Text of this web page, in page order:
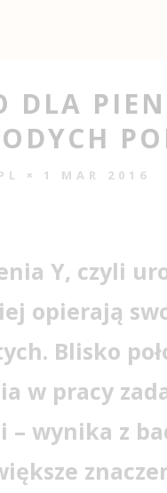
DLA
1 MAR 2016
Y, czyli
opierają
Blisko
w pracy
– wynika z